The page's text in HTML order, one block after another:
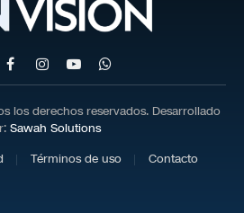
FacebookInstagram
YouTubeWhatsApp
los derechos reservados. Desarrollado
Sawah Solutions
Términos de uso Contacto